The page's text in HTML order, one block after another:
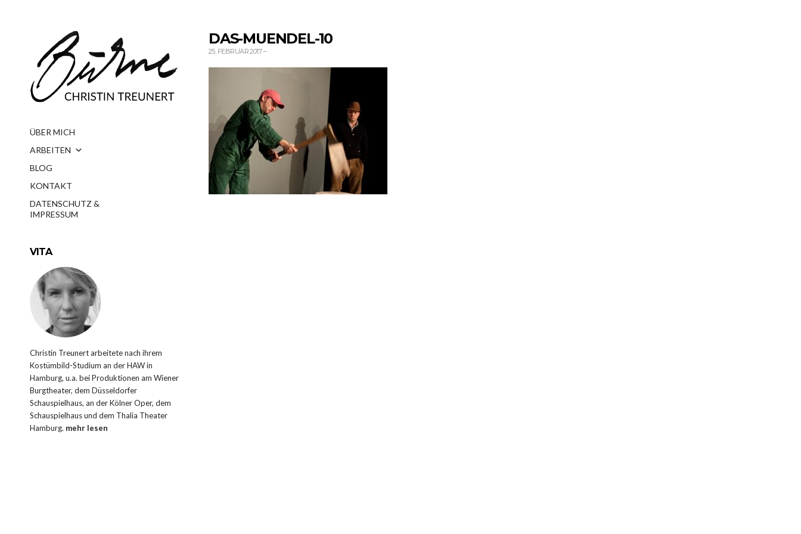
ÜBER MICH
ARBEITEN
BLOG
KONTAKT
DATENSCHUTZ &
IMPRESSUM
VITA
Christin Treunert arbeitete nach ihrem
Kostümbild-Studium an der HAW in
Hamburg, u.a. bei Produktionen am Wiener
Burgtheater, dem Düsseldorfer
Schauspielhaus, an der Kölner Oper, dem
Schauspielhaus und dem Thalia Theater
Hamburg. mehr lesen
DAS-MUENDEL-10
25. FEBRUAR 2017–